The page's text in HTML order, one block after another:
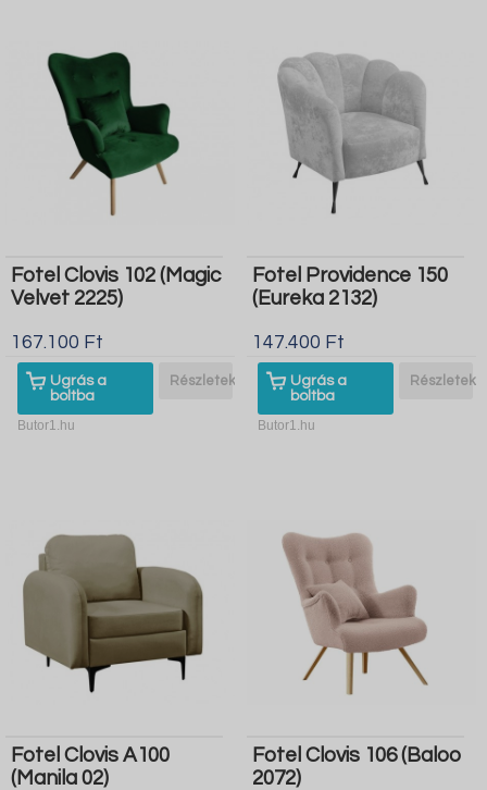
Fotel Clovis 102 (Magic
Velvet 2225)
167.100 Ft
Ugrás a
boltba
Részletek
Butor1.hu
Fotel Providence 150
(Eureka 2132)
147.400 Ft
Ugrás a
boltba
Részletek
Butor1.hu
Fotel Clovis A100
(Manila 02)
Fotel Clovis 106 (Baloo
2072)